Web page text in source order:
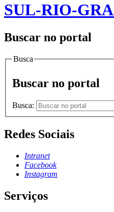
SUL-RIO-
Buscar no portal
Busca
Buscar no portal
Busca:
Redes Sociais
Intranet
Facebook
Instagram
Serviços